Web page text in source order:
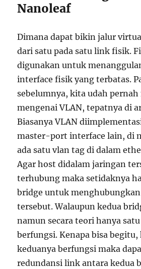
Nanoleaf
Dimana dapat bikin jalur
dari satu pada satu link fisik.
digunakan untuk
interface fisik yang terbatas.
sebelumnya, kita udah
mengenai VLAN, tepatnya di
Biasanya VLAN
master-port interface lain, di
ada satu vlan tag di dalam
Agar host didalam jaringan
terhubung maka setidaknya
bridge untuk
tersebut. Walaupun kedua
namun secara teori hanya
berfungsi. Kenapa bisa begitu,
keduanya berfungsi maka
redundansi link antara kedua